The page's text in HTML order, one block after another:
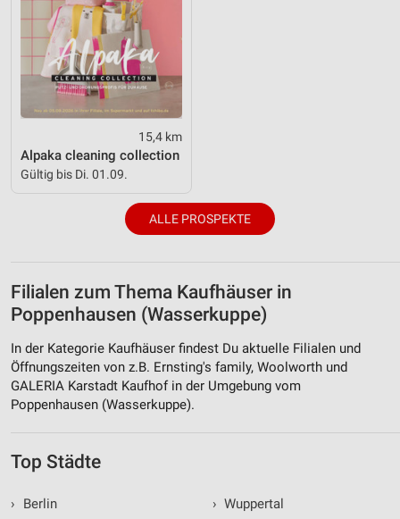
15,4 km
Alpaka cleaning collection
Gültig bis Di. 01.09.
ALLE PROSPEKTE
Filialen zum Thema Kaufhäuser in
Poppenhausen (Wasserkuppe)
In der Kategorie Kaufhäuser findest Du aktuelle Filialen und
Öffnungszeiten von z.B. Ernsting's family, Woolworth und
GALERIA Karstadt Kaufhof in der Umgebung vom
Poppenhausen (Wasserkuppe).
Top Städte
›
Berlin
› Wuppertal